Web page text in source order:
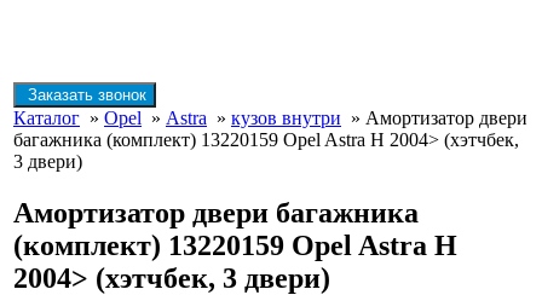
Заказать звонок
Каталог » Opel » Astra » кузов внутри » Амортизатор двери
багажника (комплект) 13220159 Opel Astra H 2004> (хэтчбек,
3 двери)
Амортизатор двери багажника
(комплект) 13220159 Opel Astra H
2004> (хэтчбек, 3 двери)